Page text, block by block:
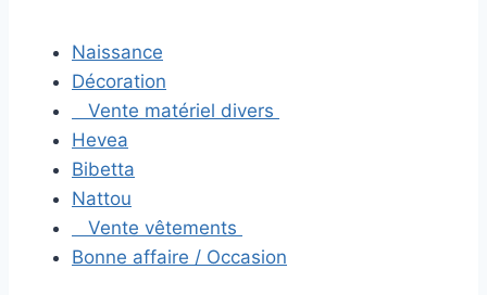
Naissance
Décoration
Vente matériel divers
Hevea
Bibetta
Nattou
Vente vêtements
Bonne affaire / Occasion